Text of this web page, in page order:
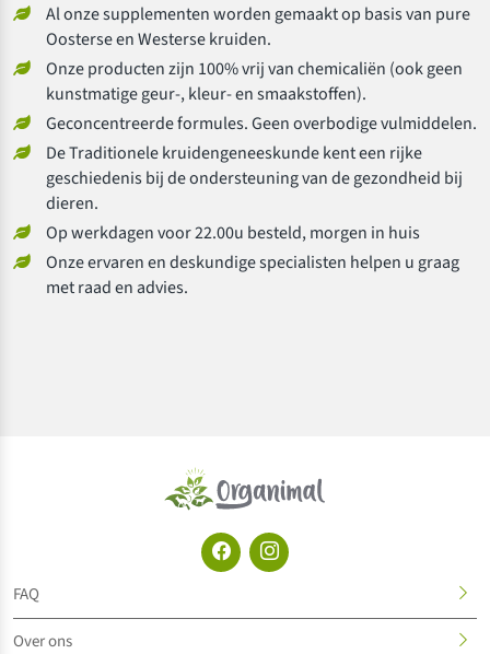
Al onze supplementen worden gemaakt op basis van pure
Oosterse en Westerse kruiden.
Onze producten zijn 100% vrij van chemicaliën (ook geen
kunstmatige geur-, kleur- en smaakstoffen).
Geconcentreerde formules. Geen overbodige vulmiddelen.
De Traditionele kruidengeneeskunde kent een rijke
geschiedenis bij de ondersteuning van de gezondheid bij
dieren.
Op werkdagen voor 22.00u besteld, morgen in huis
Onze ervaren en deskundige specialisten helpen u graag
met raad en advies.
FAQ
Over ons